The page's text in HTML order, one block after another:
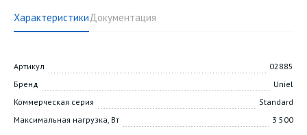
ХарактеристикиДокументация
Артикул
02885
Бренд
Uniel
Коммерческая серия
Standard
Максимальная нагрузка, Вт
3 500